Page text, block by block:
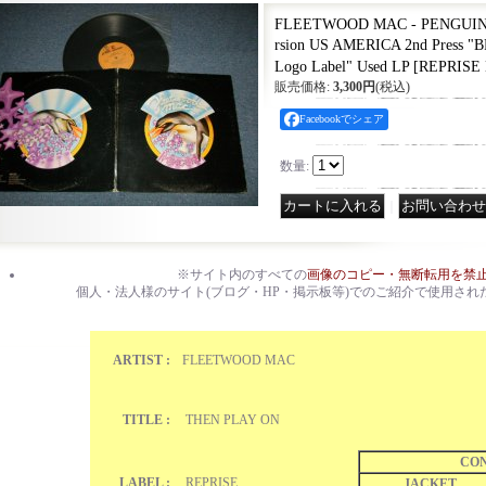
FLEETWOOD MAC -
rsion US AMERICA 2nd Press
Logo Label" Used LP [REPRISE
販売価格: 3,300円(税込)
Facebookでシェア
数量:
※サイト内のすべての画像のコピー・無断転用を禁
個人・法人様のサイト(ブログ・HP・掲示板等)でのご紹介で使用され
ARTIST : FLEETWOOD MAC
TITLE : THEN PLAY ON
LABEL : REPRISE